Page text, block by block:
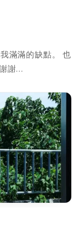
滿滿的缺點。 也
謝...